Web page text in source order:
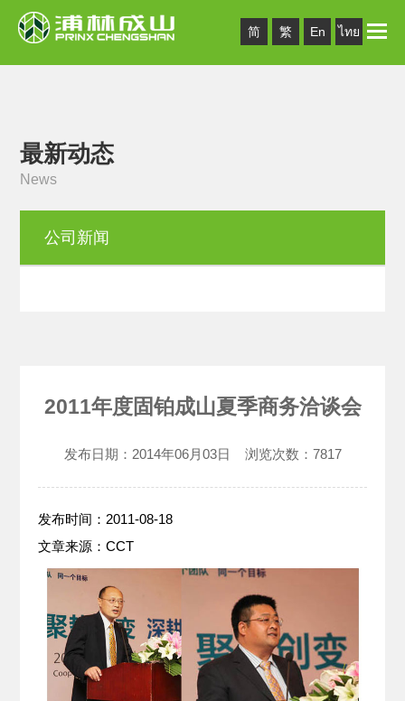
简 繁 En ไทย Toggle
最新动态
News
公司新闻
2011年度固铂成山夏季商务洽谈会
发布日期： 2014年06月03日 浏览次数： 7817
发布时间：2011-08-18
文章来源：CCT